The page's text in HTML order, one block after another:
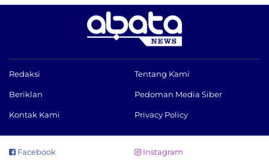
Redaksi Tentang Kami
Beriklan Pedoman Media Siber
Kontak Kami Privacy Policy
Facebook Instagram